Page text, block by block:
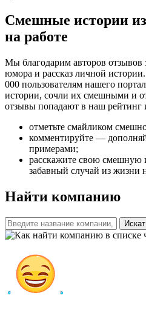
Смешные истории
на работе
Мы благодарим авторов отзывов
юмора и рассказ личной
000 пользователям нашего
истории, сочли их смешными и
отзывы попадают в наш рейтинг
отметьте смайликом
комментируйте —
примерами;
расскажите свою
забавный случай из жизни
Найти компанию